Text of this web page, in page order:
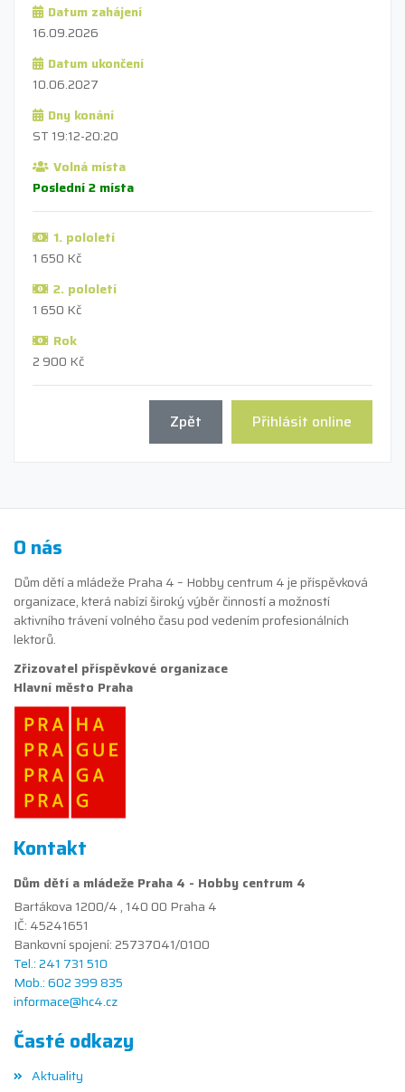
Datum zahájení
16.09.2026
Datum ukončení
10.06.2027
Dny konání
ST 19:12-20:20
Volná místa
Poslední 2 místa
1. pololetí
1 650 Kč
2. pololetí
1 650 Kč
Rok
2 900 Kč
Přihlásit online
Zpět
O nás
Dům dětí a mládeže Praha 4 – Hobby centrum 4 je příspěvková
organizace, která nabízí široký výběr činností a možností
aktivního trávení volného času pod vedením profesionálních
lektorů.
Zřizovatel příspěvkové organizace
Hlavní město Praha
Kontakt
Dům dětí a mládeže Praha 4 - Hobby centrum 4
Bartákova 1200/4 , 140 00 Praha 4
IČ: 45241651
Bankovní spojení: 25737041/0100
Tel.: 241 731 510
Mob.: 602 399 835
informace@hc4.cz
Časté odkazy
Aktuality